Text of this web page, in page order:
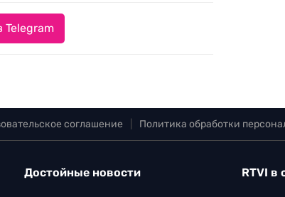
Telegram
соглашение Политика обработки
Достойные новости RTVI в